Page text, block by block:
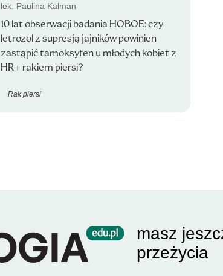
lek. Paulina Kalman
10 lat obserwacji badania HOBOE: czy
letrozol z supresją jajników powinien
zastąpić tamoksyfen u młodych kobiet z
HR+ rakiem piersi?
Rak piersi
masz
przeżycia